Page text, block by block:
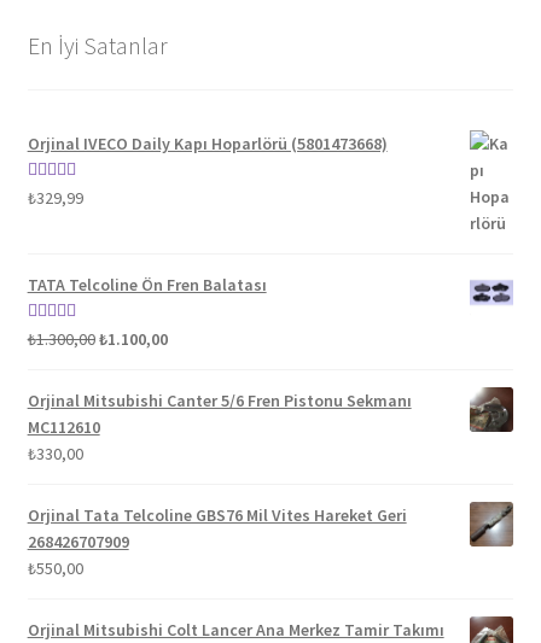
En İyi Satanlar
Orjinal IVECO Daily Kapı Hoparlörü (5801473668)
5 üzerinden
₺329,99
TATA Telcoline Ön Fren Balatası
5 üzerinden
₺1.300,00Orijinal
₺1.300,00.
₺1.100,00Şu
fiyat:
Orjinal Mitsubishi Canter 5/6 Fren Pistonu Sekmanı
MC112610
₺330,00
Orjinal Tata Telcoline GBS76 Mil Vites Hareket Geri
268426707909
₺550,00
Orjinal Mitsubishi Colt Lancer Ana Merkez Tamir Takımı